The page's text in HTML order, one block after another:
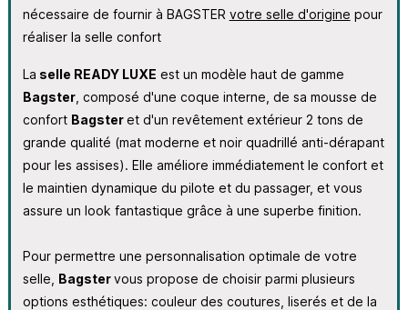
nécessaire de fournir à BAGSTER votre selle d'origine pour
réaliser la selle confort
La selle READY LUXE est un modèle haut de gamme
Bagster, composé d'une coque interne, de sa mousse de
confort Bagsteret d'un revêtement extérieur 2 tons de
grande qualité (mat moderne et noir quadrillé anti-dérapant
pour les assises). Elle améliore immédiatement le confort et
le maintien dynamique du pilote et du passager, et vous
assure un look fantastique grâce à une superbe finition.
Pour permettre une personnalisation optimale de votre
selle, Bagstervous propose de choisir parmi plusieurs
options esthétiques: couleur des coutures, liserés et de la